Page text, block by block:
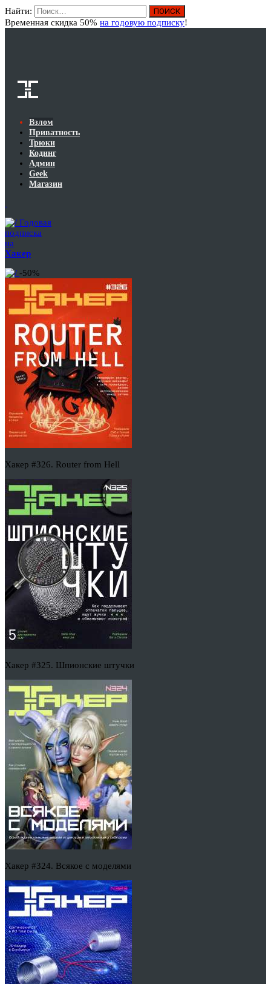
Найти:
Временная скидка 50% на годовую подписку!
Взлом
Приватность
Трюки
Кодинг
Админ
Geek
Магазин
Годовая
подписка
на
Хакер
-50%
Хакер #326. Router from Hell
Хакер #325. Шпионские штучки
Хакер #324. Всякое с моделями